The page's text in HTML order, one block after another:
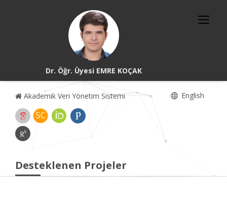
Dr. Öğr. Üyesi EMRE KOÇAK
Akademik Veri Yönetim Sistemi English
Desteklenen Projeler